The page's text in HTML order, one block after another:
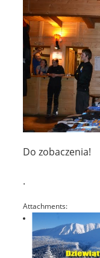
Do zobaczenia!
.
Attachments: